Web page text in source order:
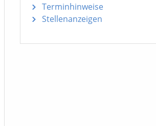
Terminhinweise
Stellenanzeigen